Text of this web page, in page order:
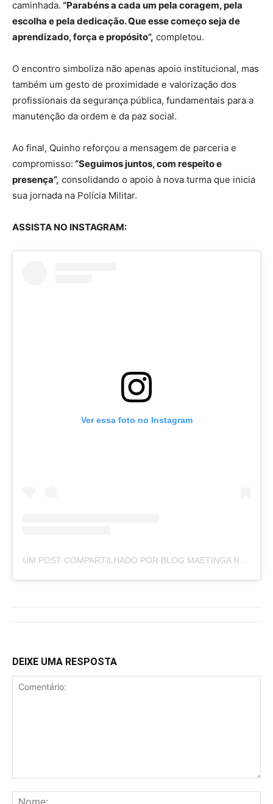
caminhada. “Parabéns a cada um pela coragem, pela
escolha e pela dedicação. Que esse começo seja de
aprendizado, força e propósito”, completou.
O encontro simboliza não apenas apoio institucional, mas
também um gesto de proximidade e valorização dos
profissionais da segurança pública, fundamentais para a
manutenção da ordem e da paz social.
Ao final, Quinho reforçou a mensagem de parceria e
compromisso: “Seguimos juntos, com respeito e
presença”, consolidando o apoio à nova turma que inicia
sua jornada na Polícia Militar.
ASSISTA NO INSTAGRAM:
Ver essa foto no Instagram
UM POST COMPARTILHADO POR BLOG MAETINGA NOTÍCIAS (@BLOGMAETINGANOTICIAS)
DEIXE UMA RESPOSTA